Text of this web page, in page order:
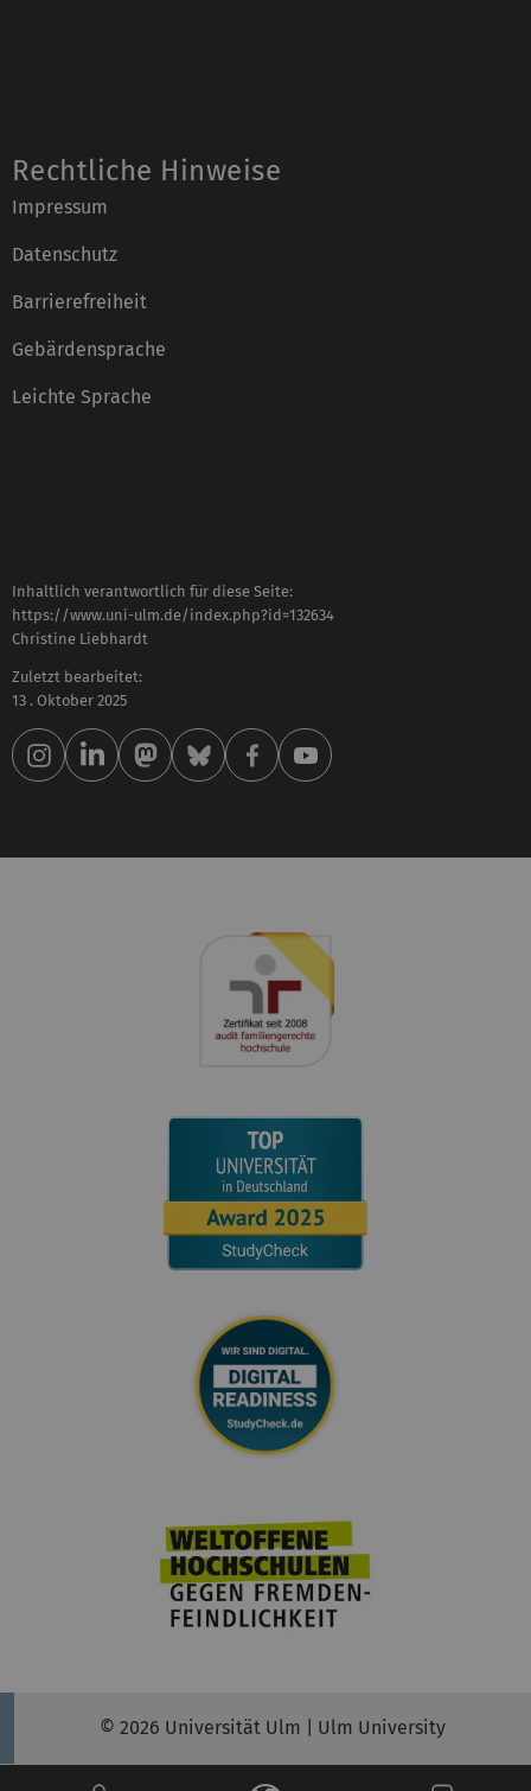
Rechtliche Hinweise
Impressum
Datenschutz
Barrierefreiheit
Gebärdensprache
Leichte Sprache
Inhaltlich verantwortlich für diese Seite:
https://www.uni-ulm.de/index.php?id=132634
Christine Liebhardt
Zuletzt bearbeitet:
13 . Oktober 2025
© 2026 Universität Ulm | Ulm University